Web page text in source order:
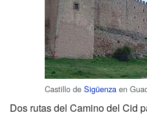
Castillo de Sigüenza en
Dos rutas del Camino del Cid